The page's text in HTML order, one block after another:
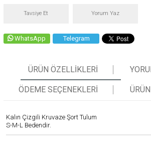
Tavsiye Et Yorum Yaz
WhatsApp Telegram
ÜRÜN ÖZELLIKLERI
ÖDEME SEÇENEKLERI
Kalın Çizgili Kruvaze Şort Tulum
S-M-L Bedendir.